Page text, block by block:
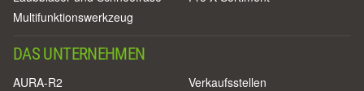
Multifunktionswerkzeug
DAS UNTERNEHMEN
AURA-R2
Verkaufsstellen